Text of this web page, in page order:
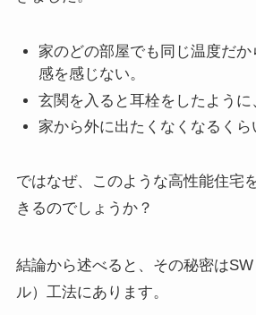
家のどの部屋でも同じ温度だ
感を感じない。
玄関を入ると耳栓をしたように
家から外に出たくなくなるくら
ではなぜ、このような高性能住宅
きるのでしょうか？
結論から述べると、その秘密は
ル）工法にあります。